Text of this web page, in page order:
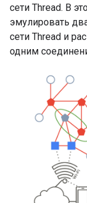
сети Thread. В
эмулировать
сети Thread и
одним